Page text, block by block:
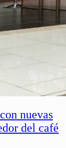
nuevas
del café